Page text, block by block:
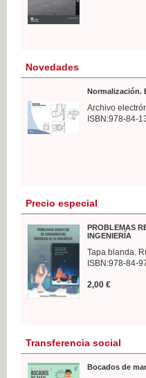
Novedades
Normalización.
Archivo
ISBN:978-84-
Precio especial
PROBLEMAS
INGENIERÍA
Tapa blanda.
ISBN:978-84-
2,00 €
Transferencia social
Bocados de